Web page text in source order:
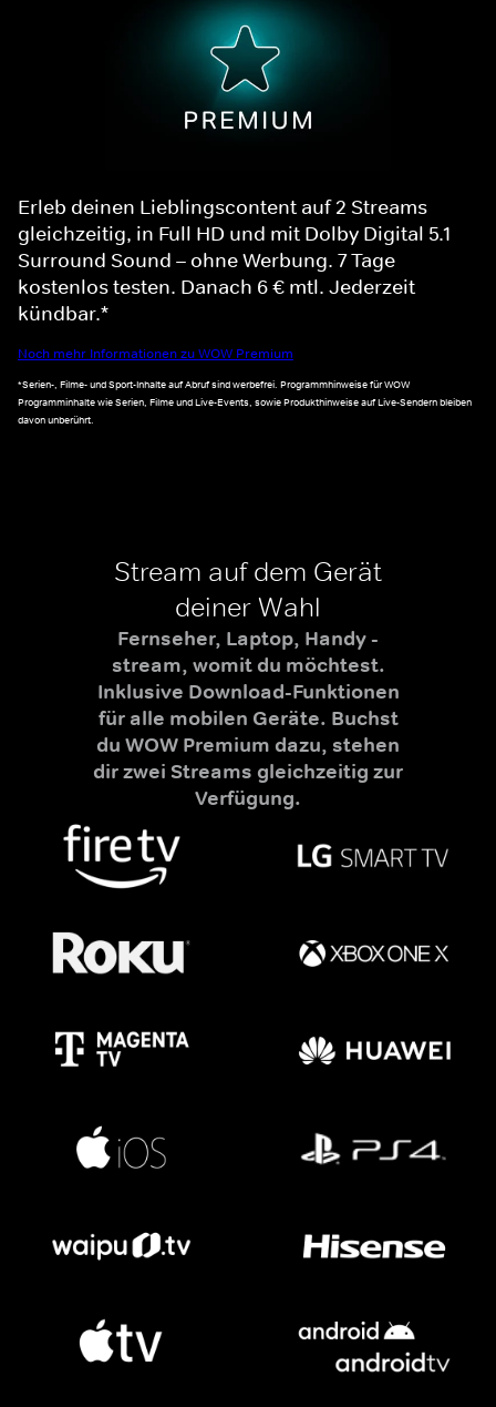
Erleb deinen Lieblingscontent auf 2 Streams
gleichzeitig, in Full HD und mit Dolby Digital 5.1
Surround Sound – ohne Werbung. 7 Tage
kostenlos testen. Danach 6 € mtl. Jederzeit
kündbar.*
Noch mehr Informationen zu WOW Premium
*Serien-, Filme- und Sport-Inhalte auf Abruf sind werbefrei. Programmhinweise für WOW
Programminhalte wie Serien, Filme und Live-Events, sowie Produkthinweise auf Live-Sendern bleiben
davon unberührt.
Stream auf dem Gerät
deiner Wahl
Fernseher, Laptop, Handy -
stream, womit du möchtest.
Inklusive Download-Funktionen
für alle mobilen Geräte. Buchst
du WOW Premium dazu, stehen
dir zwei Streams gleichzeitig zur
Verfügung.